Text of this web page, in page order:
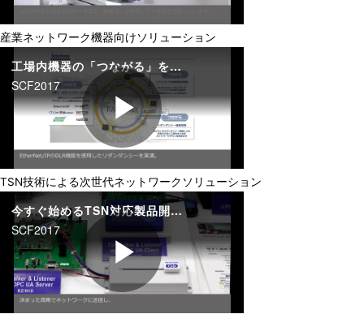
産業ネットワーク機器向けソリューション
TSN技術による次世代ネットワークソリューション